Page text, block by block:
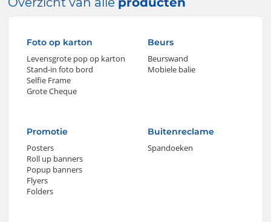
Foto op karton
Levensgrote pop op karton
Stand-in foto bord
Selfie Frame
Grote Cheque
Beurs
Beurswand
Mobiele balie
Promotie
Posters
Roll up banners
Popup banners
Flyers
Folders
Buitenreclame
Spandoeken